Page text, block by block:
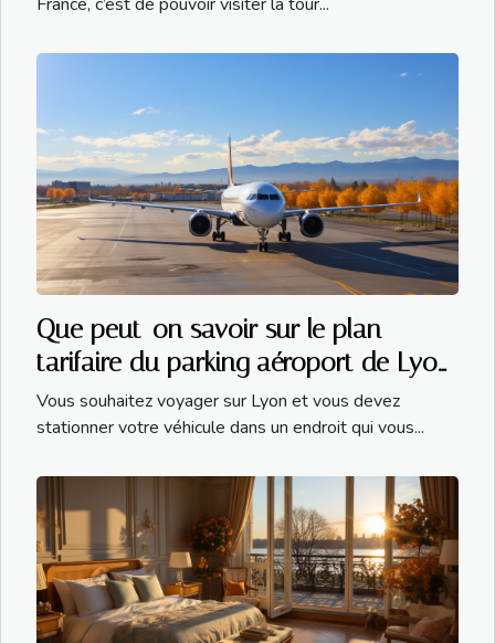
France, c’est de pouvoir visiter la tour...
Que peut-on savoir sur le plan
tarifaire du parking aéroport de Lyon
Saint-Exupéry ?
Vous souhaitez voyager sur Lyon et vous devez
stationner votre véhicule dans un endroit qui vous...